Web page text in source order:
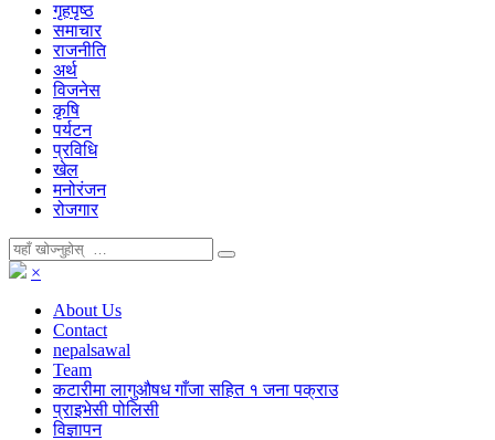
गृहपृष्ठ
समाचार
राजनीति
अर्थ
विजनेस
कृषि
पर्यटन
प्रविधि
खेल
मनोरंजन
रोजगार
×
About Us
Contact
nepalsawal
Team
कटारीमा लागुऔषध गाँजा सहित १ जना पक्राउ
प्राइभेसी पोलिसी
विज्ञापन